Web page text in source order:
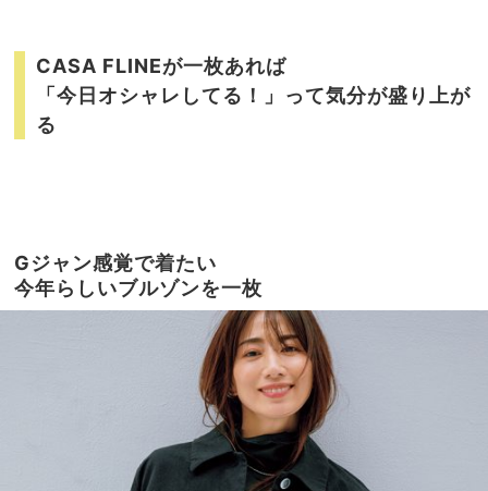
CASA FLINEが一枚あれば
「今日オシャレしてる！」って気分が盛り上が
る
Gジャン感覚で着たい
今年らしいブルゾンを一枚